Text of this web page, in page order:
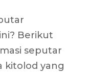
Berikut
seputar
kitolod yang